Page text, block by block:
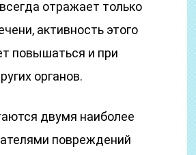
отражает только
активность этого
повышаться и при
органов.
двумя наиболее
повреждений